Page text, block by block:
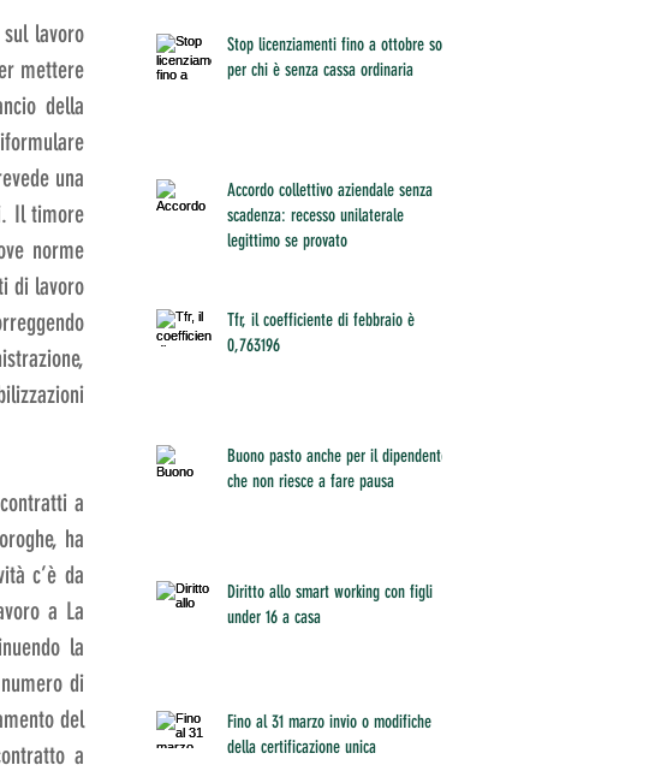
lavoro
mettere
della
una
Il timore
norme
di lavoro
a
ha
c’è da
a La
la
di
del
a
Stop licenziamenti fino a ottobre solo
per chi è senza cassa ordinaria
Accordo collettivo aziendale senza
scadenza: recesso unilaterale
legittimo se provato
Tfr, il coefficiente di febbraio è
0,763196
Buono pasto anche per il dipendente
che non riesce a fare pausa
Diritto allo smart working con figli
under 16 a casa
Fino al 31 marzo invio o modifiche
della certificazione unica